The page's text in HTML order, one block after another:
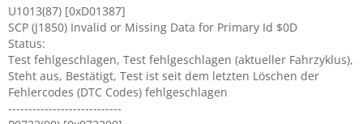
U1013(87) [0xD01387]
SCP (J1850) Invalid or Missing Data for Primary Id $0D
Status:
Test fehlgeschlagen, Test fehlgeschlagen (aktueller Fahrzyklus),
Steht aus, Bestätigt, Test ist seit dem letzten Löschen der
Fehlercodes (DTC Codes) fehlgeschlagen
----------------------------